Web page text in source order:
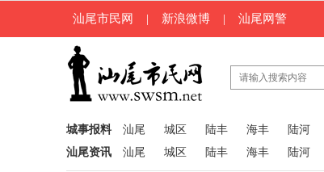
汕尾市民网 | 新浪微博 | 汕尾网警
城事报料 汕尾 城区 陆丰 海丰
陆河
汕尾资讯
汕尾 城区 陆丰 海丰 陆河